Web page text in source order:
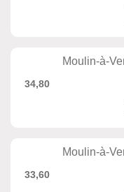
Moulin-à-
34,80
Moulin-à-
33,60